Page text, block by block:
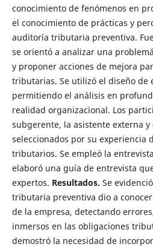
conocimiento de fenómenos en
el conocimiento de prácticas y
auditoría tributaria preventiva.
se orientó a analizar una
y proponer acciones de mejora
tributarias. Se utilizó el diseño de
permitiendo el análisis en
realidad organizacional. Los
subgerente, la asistente externa y
seleccionados por su experiencia
tributarios. Se empleó la
elaboró ​​una guía de entrevista
expertos. Resultados. Se
tributaria preventiva dio a
de la empresa, detectando
inmersos en las obligaciones
demostró la necesidad de